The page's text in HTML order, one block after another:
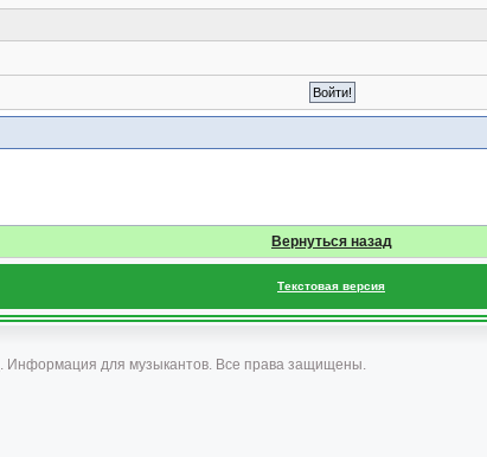
Вернуться назад
Текстовая версия
. Информация для музыкантов. Все права защищены.